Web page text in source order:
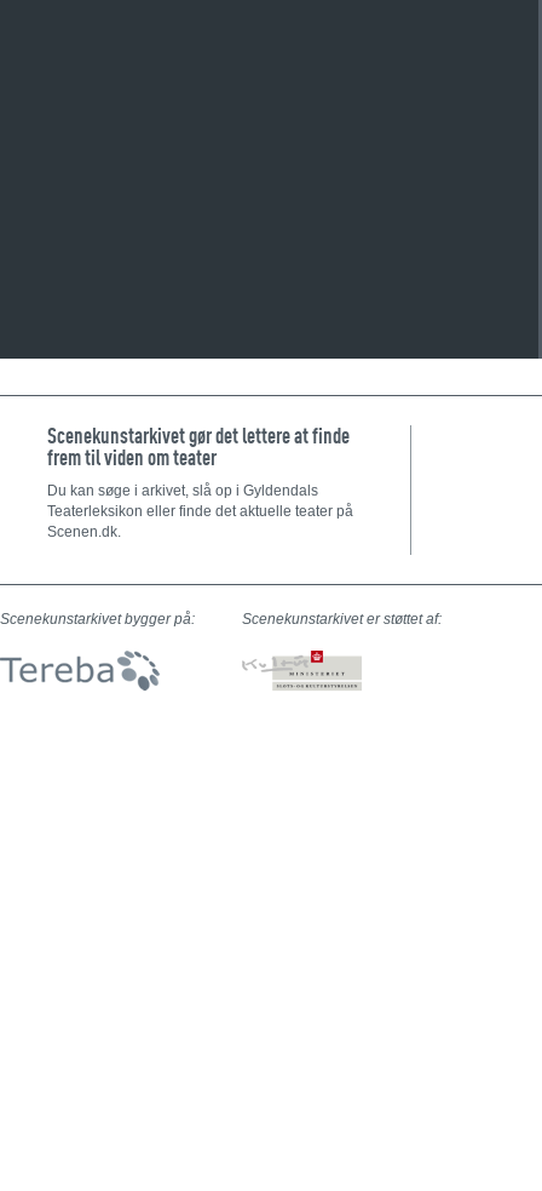
Scenekunstarkivet gør det lettere at finde
frem til viden om teater
Du kan søge i arkivet, slå op i Gyldendals
Teaterleksikon eller finde det aktuelle teater på
Scenen.dk.
Scenekunstarkivet bygger på: Scenekunstarkivet er støttet af: